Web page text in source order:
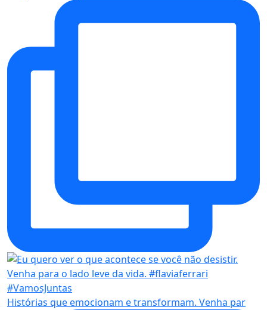
Histórias que emocionam e transformam. Venha par